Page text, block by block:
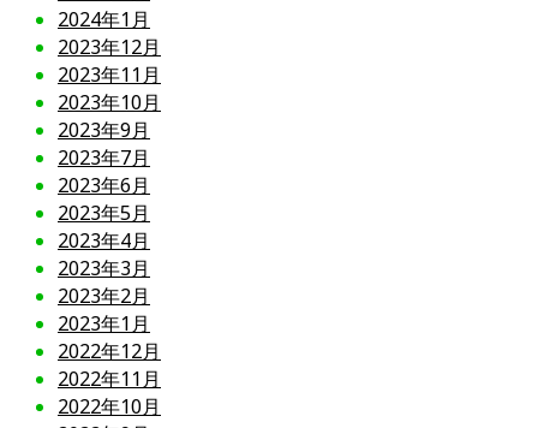
2024年1月
2023年12月
2023年11月
2023年10月
2023年9月
2023年7月
2023年6月
2023年5月
2023年4月
2023年3月
2023年2月
2023年1月
2022年12月
2022年11月
2022年10月